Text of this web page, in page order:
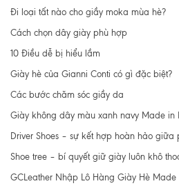
Đi loại tất nào cho giầy moka mùa hè?
Cách chọn dây giày phù hợp
10 Điều dễ bị hiểu lầm
Giày hè của Gianni Conti có gì đặc biệt?
Các bước chăm sóc giầy da
Giày không dây màu xanh navy Made in
Driver Shoes – sự kết hợp hoàn hảo
Shoe tree – bí quyết giữ giày luôn khô
GCLeather Nhập Lô Hàng Giày Hè